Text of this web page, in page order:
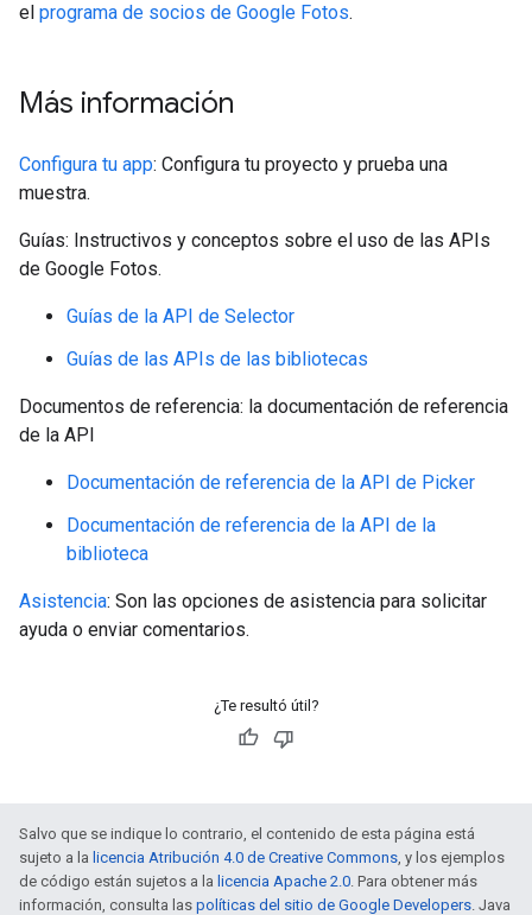
el programa de socios de Google Fotos.
Más información
Configura tu app: Configura tu proyecto y prueba una
muestra.
Guías: Instructivos y conceptos sobre el uso de las APIs
de Google Fotos.
Guías de la API de Selector
Guías de las APIs de las bibliotecas
Documentos de referencia: la documentación de referencia
de la API
Documentación de referencia de la API de Picker
Documentación de referencia de la API de la
biblioteca
Asistencia: Son las opciones de asistencia para solicitar
ayuda o enviar comentarios.
¿Te resultó útil?
Salvo que se indique lo contrario, el contenido de esta página está
sujeto a la licencia Atribución 4.0 de Creative Commons, y los ejemplos
de código están sujetos a la licencia Apache 2.0. Para obtener más
información, consulta las políticas del sitio de Google Developers. Java